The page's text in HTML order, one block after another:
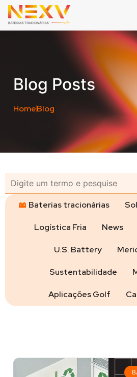
Blog Posts
HomeBlog
Baterias tracionárias
Logística Fria News
U.S. Battery
Sustentabilidade
Aplicações Golf